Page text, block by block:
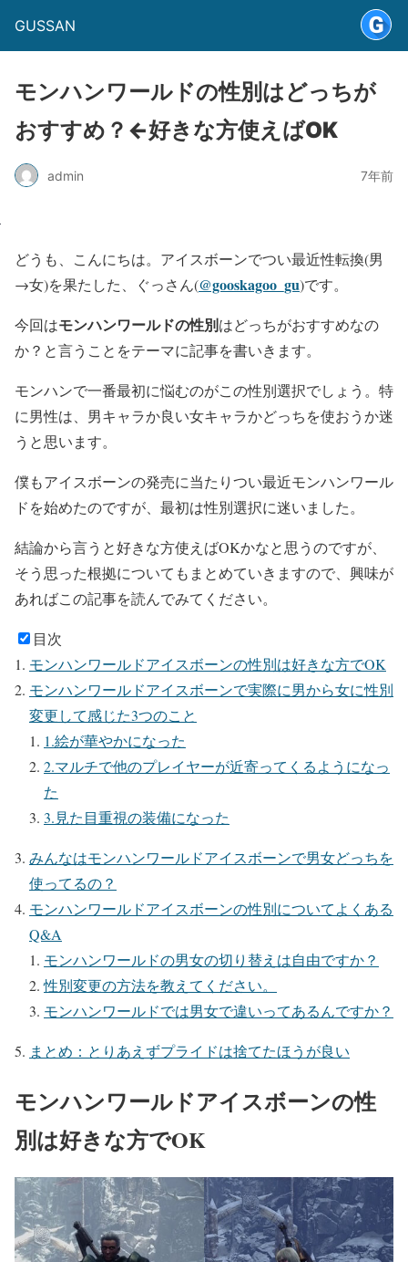
GUSSAN
モンハンワールドの性別はどっちが
おすすめ？←好きな方使えばOK
admin 7年前
どうも、こんにちは。アイスボーンでつい最近性転換(男
→女)を果たした、ぐっさん(@gooskagoo_gu)です。
今回はモンハンワールドの性別はどっちがおすすめなの
か？と言うことをテーマに記事を書いきます。
モンハンで一番最初に悩むのがこの性別選択でしょう。特
に男性は、男キャラか良い女キャラかどっちを使おうか迷
うと思います。
僕もアイスボーンの発売に当たりつい最近モンハンワール
ドを始めたのですが、最初は性別選択に迷いました。
結論から言うと好きな方使えばOKかなと思うのですが、
そう思った根拠についてもまとめていきますので、興味が
あればこの記事を読んでみてください。
目次
モンハンワールドアイスボーンの性別は好きな方でOK
モンハンワールドアイスボーンで実際に男から女に性別
変更して感じた3つのこと
1.絵が華やかになった
2.マルチで他のプレイヤーが近寄ってくるようになっ
た
3.見た目重視の装備になった
みんなはモンハンワールドアイスボーンで男女どっちを
使ってるの？
モンハンワールドアイスボーンの性別についてよくある
Q&A
モンハンワールドの男女の切り替えは自由ですか？
性別変更の方法を教えてください。
モンハンワールドでは男女で違いってあるんですか？
まとめ：とりあえずプライドは捨てたほうが良い
モンハンワールドアイスボーンの性
別は好きな方でOK